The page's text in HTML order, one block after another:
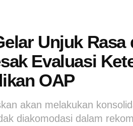
Unjuk Rasa
Evaluasi
OAP
akan melakukan
diakomodasi dalam